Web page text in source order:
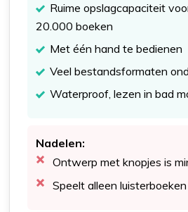
Ruime opslagcapaciteit
20.000 boeken
Met één hand te bedienen
Veel bestandsformaten
Waterproof, lezen in bad
Nadelen:
Ontwerp met knopjes is
Speelt alleen